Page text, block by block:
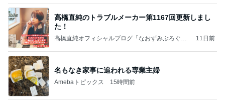
高橋直純のトラブルメーカー第1167回更新しまし
た！
高橋直純オフィシャルブログ「なおずみぶろぐ」
11日前
名もなき家事に追われる専業主婦
Amebaトピックス 15時間前